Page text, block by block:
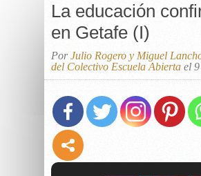
La educación
en Getafe (I)
PorJulio Rogero y Miguel
del Colectivo Escuela Abierta el